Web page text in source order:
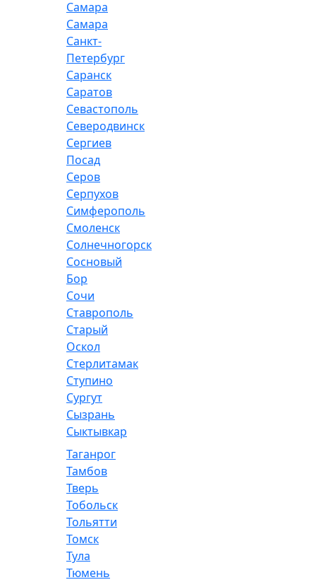
Самара
Самара
Санкт-
Петербург
Саранск
Саратов
Севастополь
Северодвинск
Сергиев
Посад
Серов
Серпухов
Симферополь
Смоленск
Солнечногорск
Сосновый
Бор
Сочи
Ставрополь
Старый
Оскол
Стерлитамак
Ступино
Сургут
Сызрань
Сыктывкар
Таганрог
Тамбов
Тверь
Тобольск
Тольятти
Томск
Тула
Тюмень